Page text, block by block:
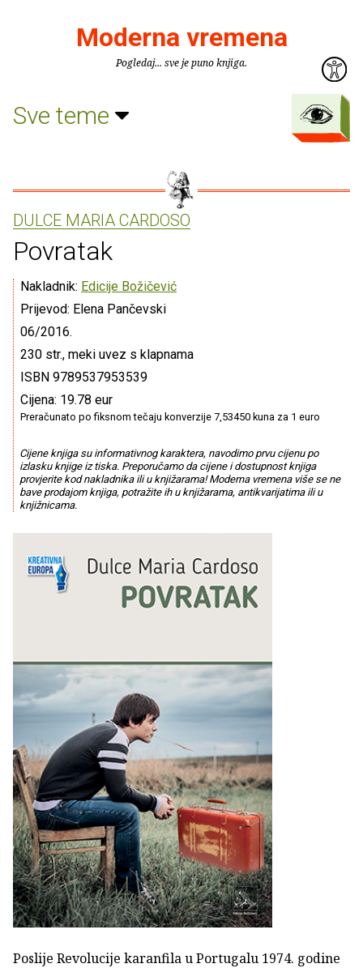
Moderna vremena
Pogledaj... sve je puno knjiga.
Sve teme
DULCE MARIA CARDOSO
Povratak
Nakladnik: Edicije Božičević
Prijevod: Elena Pančevski
06/2016.
230 str., meki uvez s klapnama
ISBN 9789537953539
Cijena: 19.78 eur
Preračunato po fiksnom tečaju konverzije 7,53450 kuna za 1 euro
Cijene knjiga su informativnog karaktera, navodimo prvu cijenu po
izlasku knjige iz tiska. Preporučamo da cijene i dostupnost knjiga
provjerite kod nakladnika ili u knjižarama! Moderna vremena više se ne
bave prodajom knjiga, potražite ih u knjižarama, antikvarijatima ili u
knjižnicama.
Poslije Revolucije karanfila u Portugalu 1974. godine